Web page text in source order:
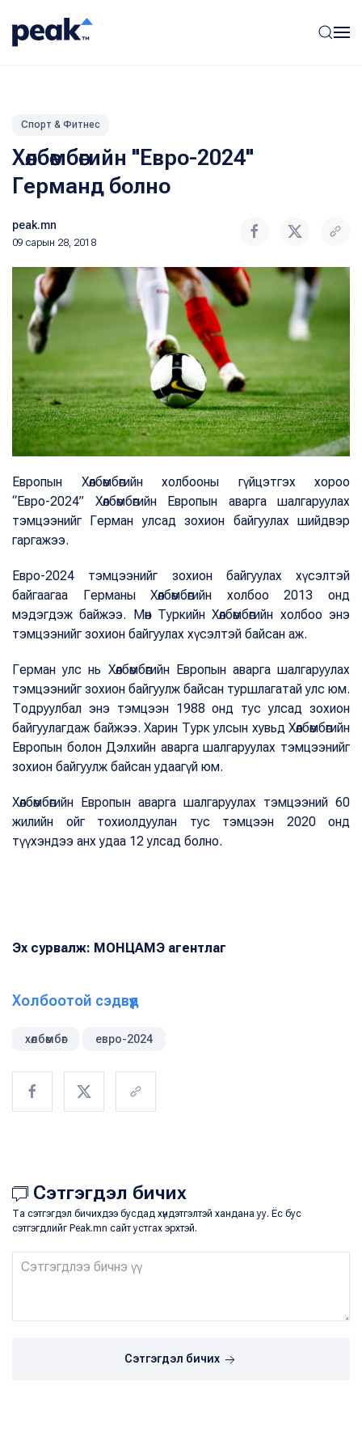
Спорт & Фитнес
Хөлбөмбөгийн "Евро-2024"
Германд болно
peak.mn
09 сарын 28, 2018
Европын Хөлбөмбөгийн холбооны гүйцэтгэх хороо
“Евро-2024” Хөлбөмбөгийн Европын аварга шалгаруулах
тэмцээнийг Герман улсад зохион байгуулах шийдвэр
гаргажээ.
Евро-2024 тэмцээнийг зохион байгуулах хүсэлтэй
байгаагаа Германы Хөлбөмбөгийн холбоо 2013 онд
мэдэгдэж байжээ. Мөн Туркийн Хөлбөмбөгийн холбоо энэ
тэмцээнийг зохион байгуулах хүсэлтэй байсан аж.
Герман улс нь Хөлбөмбөгийн Европын аварга шалгаруулах
тэмцээнийг зохион байгуулж байсан туршлагатай улс юм.
Тодруулбал энэ тэмцээн 1988 онд тус улсад зохион
байгуулагдаж байжээ. Харин Турк улсын хувьд Хөлбөмбөгийн
Европын болон Дэлхийн аварга шалгаруулах тэмцээнийг
зохион байгуулж байсан удаагүй юм.
Хөлбөмбөгийн Европын аварга шалгаруулах тэмцээний 60
жилийн ойг тохиолдуулан тус тэмцээн 2020 онд
түүхэндээ анх удаа 12 улсад болно.
Эх сурвалж: МОНЦАМЭ агентлаг
Холбоотой сэдвүүд
хөлбөмбөг евро-2024
Сэтгэгдэл бичих
Та сэтгэгдэл бичихдээ бусдад хүндэтгэлтэй хандана уу. Ёс бус
сэтгэгдлийг Peak.mn сайт устгах эрхтэй.
Сэтгэгдэл бичих